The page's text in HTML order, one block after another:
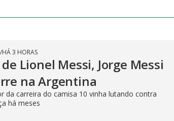
/HÁ 3 HORAS
de Lionel Messi, Jorge Messi
na Argentina
da carreira do camisa 10 vinha lutando contra
há meses